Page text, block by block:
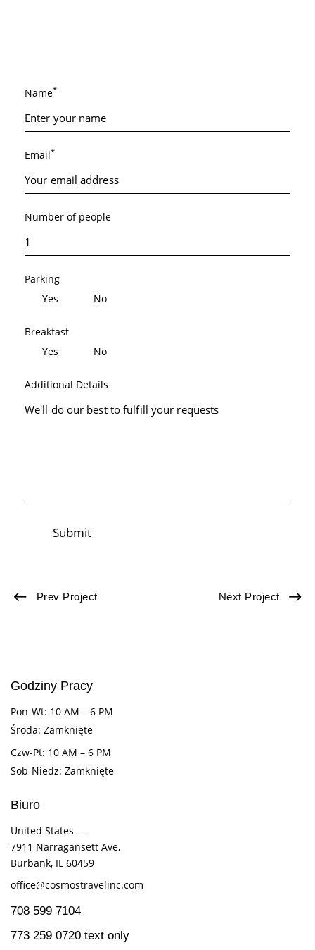
Name*
Email*
Number of people
Parking
Yes
No
Breakfast
Yes
No
Additional Details
Submit
Prev Project Next Project
Godziny Pracy
Pon-Wt: 10 AM – 6 PM
Środa: Zamknięte
Czw-Pt: 10 AM – 6 PM
Sob-Niedz: Zamknięte
Biuro
United States —
7911 Narragansett Ave,
Burbank, IL 60459
office@cosmostravelinc.com
708 599 7104
773 259 0720 text only